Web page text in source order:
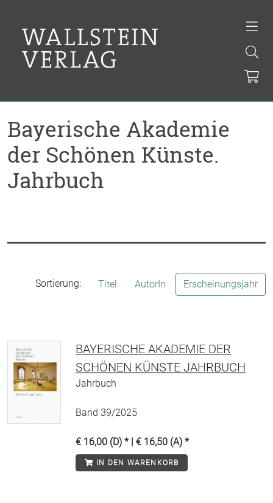
Bayerische Akademie
der Schönen Künste.
Jahrbuch
Sortierung: Titel AutorIn Erscheinungsjahr
BAYERISCHE AKADEMIE DER
SCHÖNEN KÜNSTE JAHRBUCH
Jahrbuch
Band 39/2025
€ 16,00 (D) * | € 16,50 (A) *
IN DEN WARENKORB